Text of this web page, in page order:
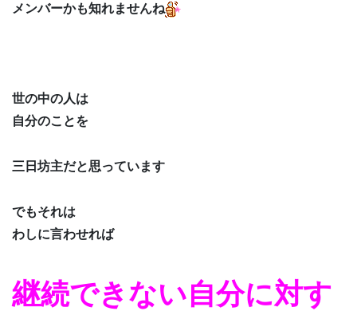
メンバーかも知れませんね
世の中の人は
自分のことを
三日坊主だと思っています
でもそれは
わしに言わせれば
継続できない自分に対す